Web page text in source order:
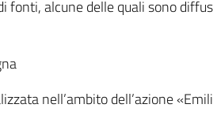
alcune delle quali sono
nell’ambito dell’azione